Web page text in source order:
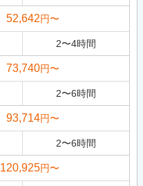
52,642円〜
2〜4時間
73,740円〜
2〜6時間
93,714円〜
2〜6時間
120,925円〜